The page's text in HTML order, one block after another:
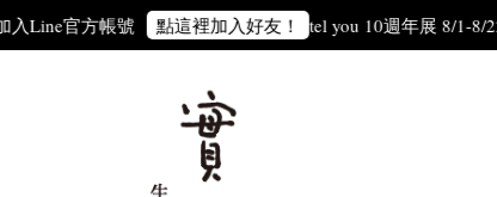
官方帳號 點這裡加入好友！ tel you 10週年展 8/1-8/22全店